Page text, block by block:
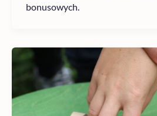
bonusowych.